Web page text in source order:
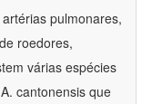
pulmonares,
roedores,
várias espécies
cantonensis que